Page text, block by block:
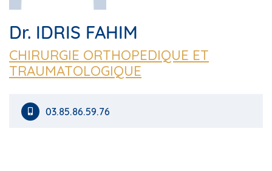
Dr. IDRIS FAHIM
CHIRURGIE ORTHOPEDIQUE ET
TRAUMATOLOGIQUE
03.85.86.59.76